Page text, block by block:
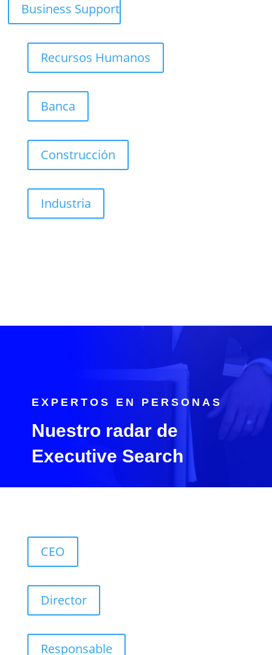
Business Support
Recursos Humanos
Banca
Construcción
Industria
EXPERTOS EN PERSONAS
Nuestro radar de
Executive Search
CEO
Director
Responsable